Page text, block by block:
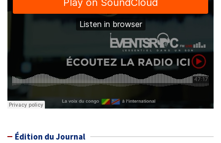
Édition du Journal